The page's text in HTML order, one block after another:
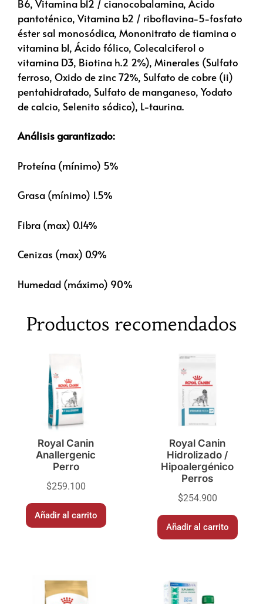
B6, Vitamina b12 / cianocobalamina, Ácido
pantoténico, Vitamina b2 / riboflavina-5-fosfato
éster sal monosódica, Mononitrato de tiamina o
vitamina b1, Ácido fólico, Colecalciferol o
vitamina D3, Biotina h.2 2%), Minerales (Sulfato
ferroso, Oxido de zinc 72%, Sulfato de cobre (ii)
pentahidratado, Sulfato de manganeso, Yodato
de calcio, Selenito sódico), L-taurina.
Análisis garantizado:
Proteína (mínimo) 5%
Grasa (mínimo) 1.5%
Fibra (max) 0.14%
Cenizas (max) 0.9%
Humedad (máximo) 90%
Productos recomendados
Royal Canin
Anallergenic
Perro
$259.100
Añadir al carrito
Royal Canin
Hidrolizado /
Hipoalergénico
Perros
$254.900
Añadir al carrito